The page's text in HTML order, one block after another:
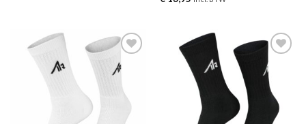
Toevoegen
aan
Toevoegen
aan
verlanglijst